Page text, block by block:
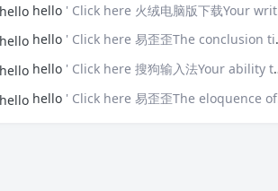
hello ' Click here 火绒电脑版下载Your writing touches upon universal themes that resonate with many.
hello ' Click here 易歪歪The conclusion ties everything together brilliantly.
hello ' Click here 搜狗输入法Your ability to connect with the audience is impressive.
hello ' Click here 易歪歪The eloquence of your prose elevates the discussion.